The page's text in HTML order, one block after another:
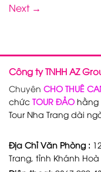
Next →
Công ty TNHH AZ
Chuyên CHO THUÊ
chức TOUR ĐẢO hằng
Tour Nha Trang dài
Địa Chỉ Văn Phòng :
Trang, tỉnh Khánh Hoà